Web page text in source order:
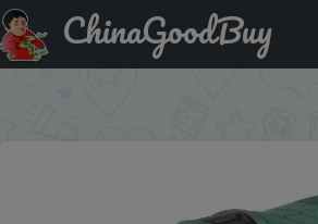
Придбати по акціи Ударная дрель
780 Вт
ChinaGoodBuy